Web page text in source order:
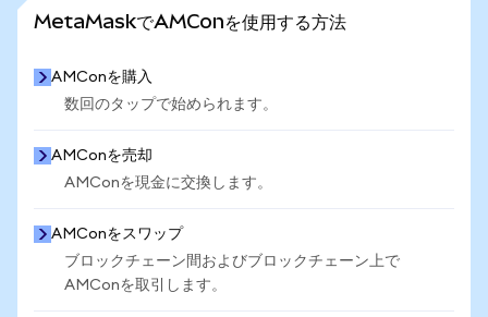
MetaMaskでAMConを使用する方法
AMConを購入
数回のタップで始められます。
AMConを売却
AMConを現金に交換します。
AMConをスワップ
ブロックチェーン間およびブロックチェーン上で
AMConを取引します。